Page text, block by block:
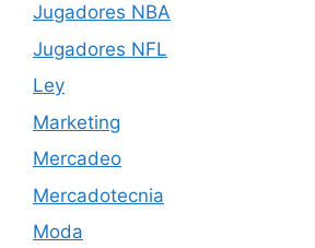
Jugadores NBA
Jugadores NFL
Ley
Marketing
Mercadeo
Mercadotecnia
Moda